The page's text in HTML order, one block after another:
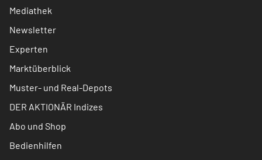
Mediathek
Newsletter
Experten
Marktüberblick
Muster- und Real-Depots
DER AKTIONÄR Indizes
Abo und Shop
Bedienhilfen